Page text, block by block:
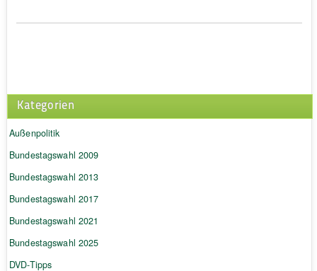
Kategorien
Außenpolitik
Bundestagswahl 2009
Bundestagswahl 2013
Bundestagswahl 2017
Bundestagswahl 2021
Bundestagswahl 2025
DVD-Tipps